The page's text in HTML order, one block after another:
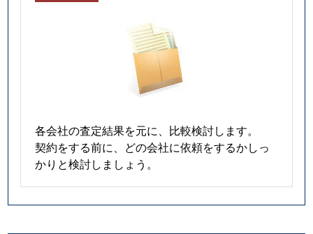
各会社の査定結果を元に、比較検討します。
契約をする前に、どの会社に依頼をするかしっ
かりと検討しましょう。